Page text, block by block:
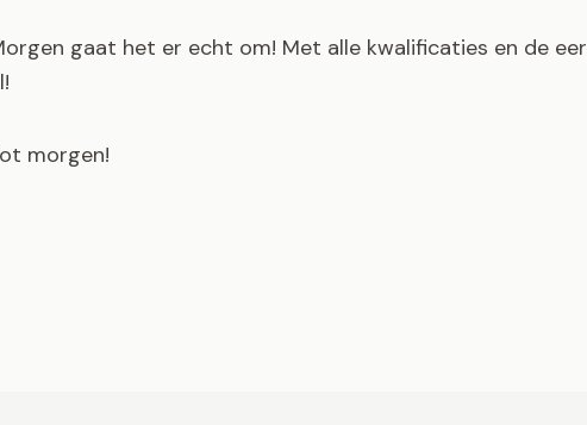
gaat het er echt om! Met alle kwalificaties en de
morgen!